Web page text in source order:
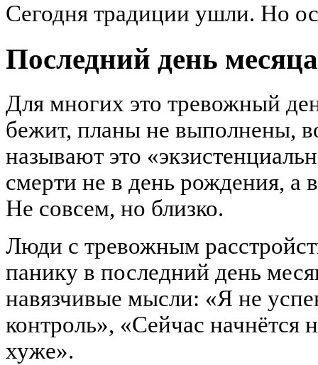
Сегодня традиции ушли. Но
Последний день
Для многих это тревожный
бежит, планы не выполнены,
называют это
смерти не в день рождения, а
Не совсем, но близко.
Люди с тревожным
панику в последний день
навязчивые мысли: «Я не
контроль», «Сейчас начнётся
хуже».